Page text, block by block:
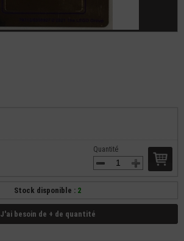
Quantité
Stock disponible : 2
J'ai besoin de + de quantité